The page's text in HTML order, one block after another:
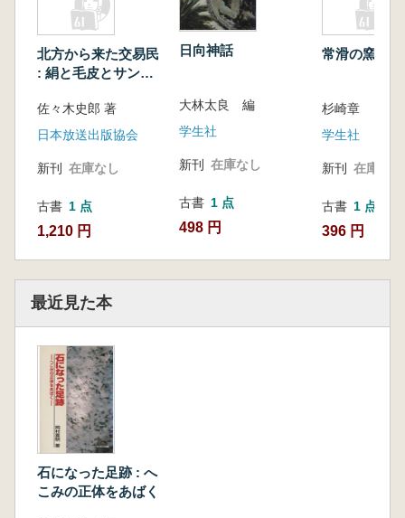
北方から来た交易民
: 絹と毛皮とサンタ
佐々木史郎 著
日本放送出版協会
新刊 在庫なし
古書 1 点
1,210 円
日向神話
大林太良 編
学生社
新刊 在庫なし
古書 1 点
498 円
常滑の窯
杉崎章
学生社
新刊 在庫なし
古書 1 点
396 円
最近見た本
石になった足跡 : へ
こみの正体をあばく